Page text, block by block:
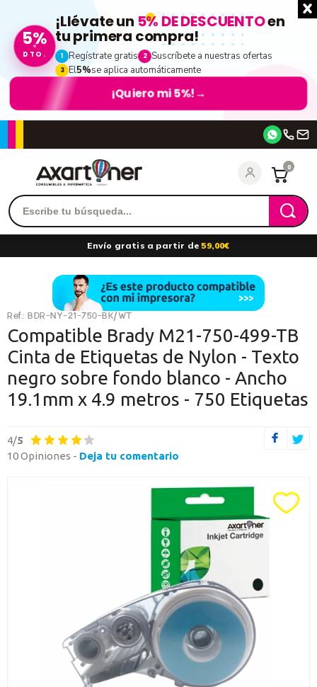
5%
DTO.
¡Llévate un 5% DE DESCUENTOen
tu primera compra!
1 Regístrate gratis 2 Suscríbete a nuestras ofertas
3 El5%se aplica automáticamente
¡Quiero mi 5%! →
Toda la informacion
Ten una visión completa de dónde está tu pedido y accede a tu
historial de compras
Promociones especiales
Recibe nuestras promociones y ofertas suscribiéndote a nuestro
boletin de noticias
entrar
Continuar con Google
Continuar con PayPal
Crea una cuenta en Axartoner.com y podrás realizar tus compras
rápidamente, revisar el estado de tus pedidos y consultar
crear cuenta
0
Envío gratis a partir de 59,00€
Ref.: BDR-NY-21-750-BK/WT
Compatible Brady M21-750-499-TB
Cinta de Etiquetas de Nylon - Texto
negro sobre fondo blanco - Ancho
19.1mm x 4.9 metros - 750 Etiquetas
4/5
10 Opiniones - Deja tu comentario